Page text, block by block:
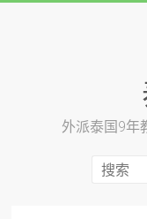
外派泰国9年